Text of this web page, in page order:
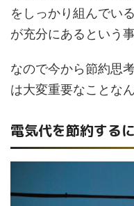
をしっかり組んでい
が充分にあるという事
なので今から節約思
は大変重要なことなん
電気代を節約する